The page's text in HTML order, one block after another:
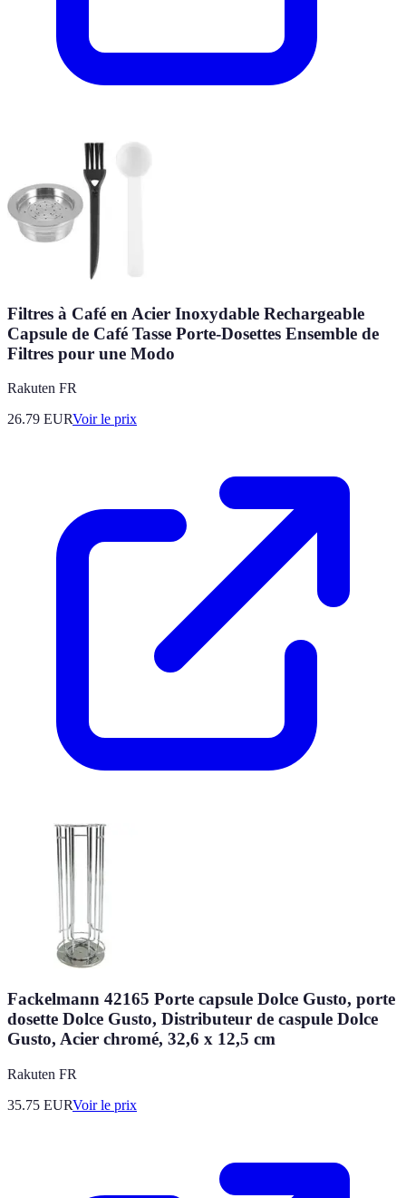
Filtres à Café en Acier Inoxydable Rechargeable
Capsule de Café Tasse Porte-Dosettes Ensemble de
Filtres pour une Modo
Rakuten FR
26.79 EURVoir le prix
Fackelmann 42165 Porte capsule Dolce Gusto, porte
dosette Dolce Gusto, Distributeur de caspule Dolce
Gusto, Acier chromé, 32,6 x 12,5 cm
Rakuten FR
35.75 EURVoir le prix